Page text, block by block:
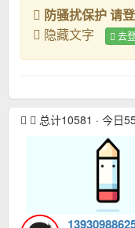
防骚扰保护 请
隐藏文字
去
总计10581 · 今日